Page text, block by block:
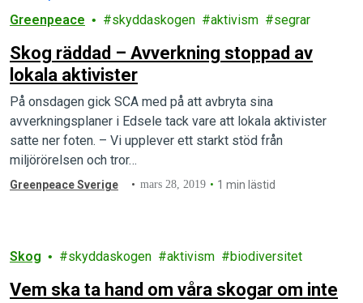
Greenpeace skyddaskogen aktivism segrar
Skog räddad – Avverkning stoppad av
lokala aktivister
På onsdagen gick SCA med på att avbryta sina
avverkningsplaner i Edsele tack vare att lokala aktivister
satte ner foten. – Vi upplever ett starkt stöd från
miljörörelsen och tror…
Greenpeace Sverige mars 28, 2019 1 min lästid
Skog skyddaskogen aktivism biodiversitet
Vem ska ta hand om våra skogar om inte